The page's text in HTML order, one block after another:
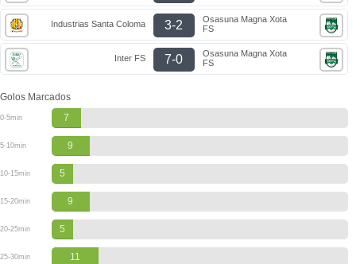
Industrias Santa Coloma 3-2
Osasuna Magna Xota
FS
Inter FS 7-0
Osasuna Magna Xota
FS
Golos Marcados
0-5min 7
5-10min 9
10-15min 5
15-20min 9
20-25min 5
25-30min 11